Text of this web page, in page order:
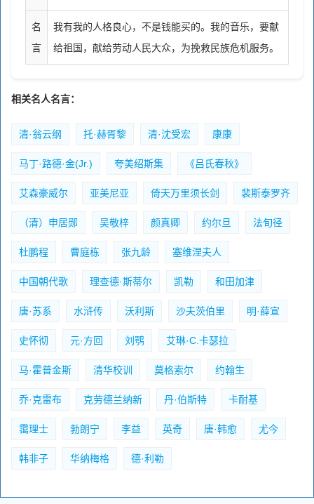
名
言
我有我的人格良心，不是钱能买的。我的音乐，要献
给祖国，献给劳动人民大众，为挽救民族危机服务。
相关名人名言：
清·翁云纲 托·赫胥黎 清·沈受宏 康康
马丁·路德·金(Jr.) 夸美绍斯集 《吕氏春秋》
艾森豪威尔 亚美尼亚 倚天万里须长剑 裴斯泰罗齐
（清）申居郧 吴敬梓 颜真卿 约尔旦 法旬径
杜鹏程 曹庭栋 张九龄 塞维涅夫人
中国朝代歌 理查德·斯蒂尔 凯勒 和田加津
唐·苏系 水浒传 沃利斯 沙夫茨伯里 明·薛宣
史怀彻 元·方回 刘鹗 艾琳·C.卡瑟拉
马·霍普金斯 清华校训 莫格索尔 约翰生
乔·克雷布 克劳德兰纳新 丹·伯斯特 卡耐基
霭理士 勃朗宁 李益 英奇 唐·韩愈 尤今
韩非子 华纳梅格 德·利勒